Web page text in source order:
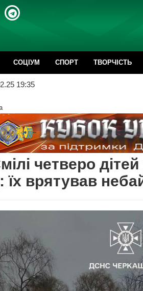
CОЦІУМ СПОРТ ТВОРЧІСТЬ
19:35
четверо
їх врятував